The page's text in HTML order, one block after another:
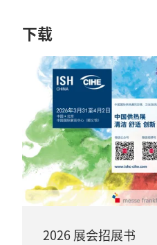
下载
2026 展会招展书